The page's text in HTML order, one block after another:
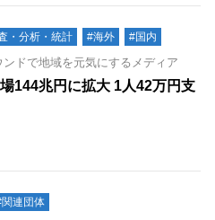
・分析・統計 #海外 #国内
ドで地域を元気にするメディア
144兆円に拡大 1人42万円支
連団体